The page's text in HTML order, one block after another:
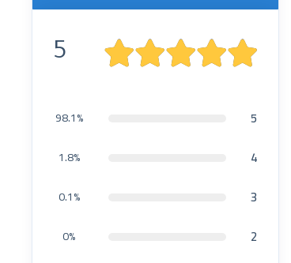
5
5
98.1%
4
1.8%
3
0.1%
2
0%